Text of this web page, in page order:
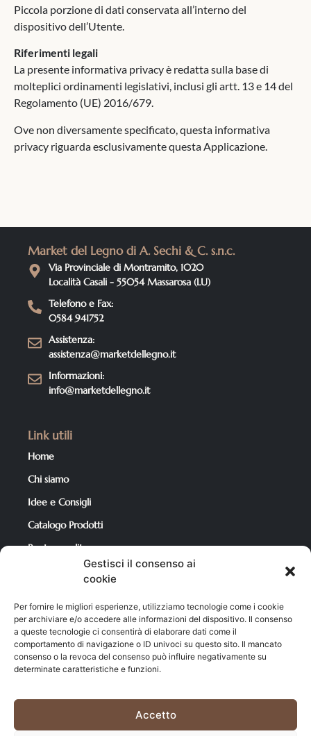
Gestisci il consenso ai
cookie
Per fornire le migliori esperienze, utilizziamo tecnologie come i cookie
per archiviare e/o accedere alle informazioni del dispositivo. Il consenso
a queste tecnologie ci consentirà di elaborare dati come il
comportamento di navigazione o ID univoci su questo sito. Il mancato
consenso o la revoca del consenso può influire negativamente su
determinate caratteristiche e funzioni.
Accetto
Piccola porzione di dati conservata all’interno del
dispositivo dell’Utente.
Riferimenti legali
La presente informativa privacy è redatta sulla base di
molteplici ordinamenti legislativi, inclusi gli artt. 13 e 14 del
Regolamento (UE) 2016/679.
Ove non diversamente specificato, questa informativa
privacy riguarda esclusivamente questa Applicazione.
Market del Legno di A. Sechi & C. s.n.c.
Via Provinciale di Montramito, 1020
Località Casali - 55054 Massarosa (LU)
Telefono e Fax:
0584 941752
Assistenza:
assistenza@marketdellegno.it
Informazioni:
info@marketdellegno.it
Link utili
Home
Chi siamo
Idee e Consigli
Catalogo Prodotti
Punto vendita
Per i tuoi acquisti
Catalogo Prodotti
Condizioni di Vendita